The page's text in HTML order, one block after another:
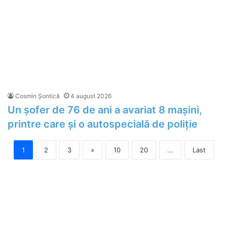
Cosmin Șontică 4 august 2026
Un șofer de 76 de ani a avariat 8 mașini,
printre care și o autospecială de poliție
1 2 3 » 10 20 ... Last